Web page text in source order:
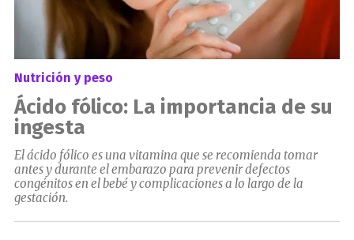
Nutrición y peso
Ácido fólico: La importancia de su
ingesta
El ácido fólico es una vitamina que se recomienda tomar
antes y durante el embarazo para prevenir defectos
congénitos en el bebé y complicaciones a lo largo de la
gestación.